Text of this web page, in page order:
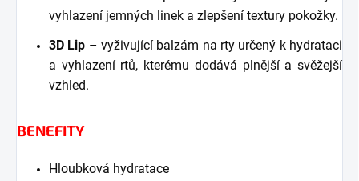
vyhlazení jemných linek a zlepšení textury pokožky.
3D Lip – vyživující balzám na rty určený k hydrataci
a vyhlazení rtů, kterému dodává plnější a svěžejší
vzhled.
BENEFITY
Hloubková hydratace